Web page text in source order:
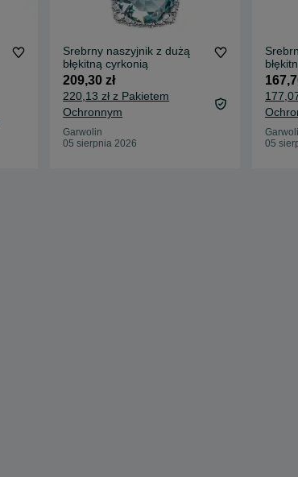
Srebrny naszyjnik z dużą
błękitną cyrkonią
209,30 zł
220,13 zł z Pakietem
Ochronnym
Garwolin
05 sierpnia 2026
05